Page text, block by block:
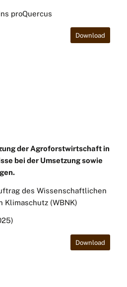
proQuercus
Download
der Agroforstwirtschaft in
bei der Umsetzung sowie
des Wissenschaftlichen
(WBNK)
Download